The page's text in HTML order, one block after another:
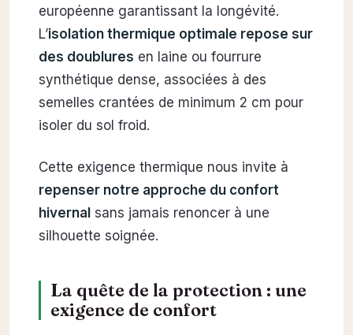
européenne garantissant la longévité.
L’isolation thermique optimale repose sur
des doublures en laine ou fourrure
synthétique dense, associées à des
semelles crantées de minimum 2 cm pour
isoler du sol froid.
Cette exigence thermique nous invite à
repenser notre approche du confort
hivernal sans jamais renoncer à une
silhouette soignée.
La quête de la protection : une
exigence de confort